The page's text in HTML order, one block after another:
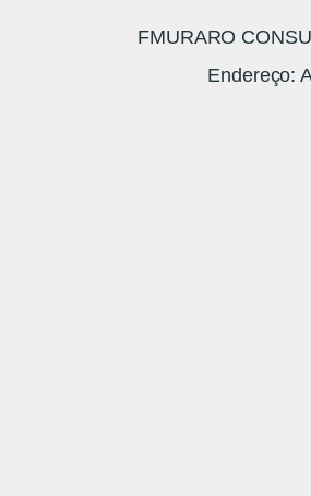
FMURARO
Endereço: